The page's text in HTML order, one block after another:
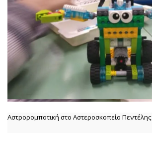
Αστρορομποτική στο Αστεροσκοπείο Πεντέλης